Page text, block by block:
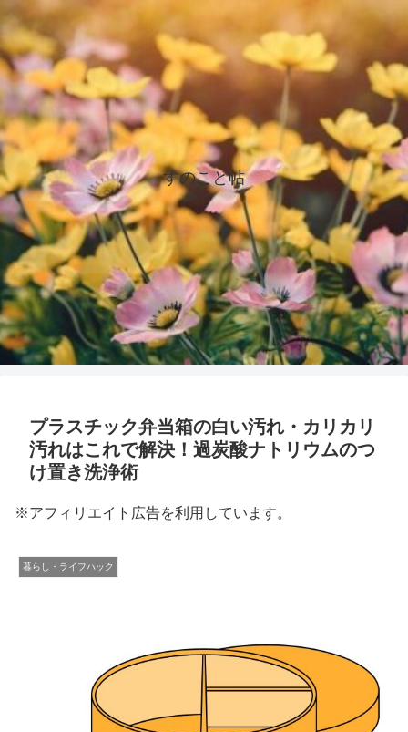
すのこと帖
プラスチック弁当箱の白い汚れ・カリカリ
汚れはこれで解決！過炭酸ナトリウムのつ
け置き洗浄術
※アフィリエイト広告を利用しています。
暮らし・ライフハック